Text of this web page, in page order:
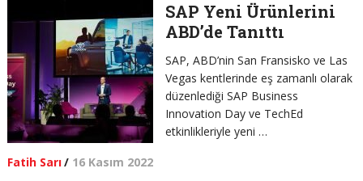
SAP Yeni Ürünlerini
ABD’de Tanıttı
SAP, ABD’nin San Fransisko ve Las
Vegas kentlerinde eş zamanlı olarak
düzenlediği SAP Business
Innovation Day ve TechEd
etkinlikleriyle yeni …
Fatih Sarı/ 16 Kasım 2022